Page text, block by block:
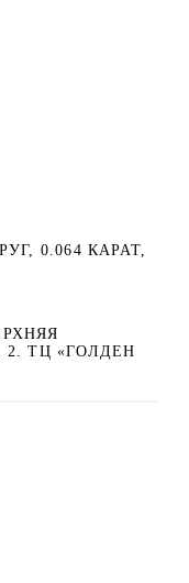
0.064 КАРАТ,
ТЦ «ГОЛДЕН